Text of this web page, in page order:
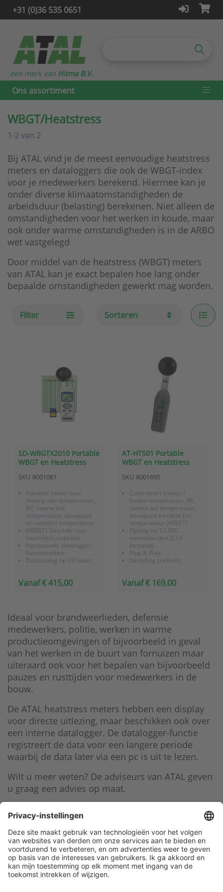
+31 (0)36 535 0651
Ons assortiment
een merk van Hitma B.V.
WBGT/Heatstress
1-2van 2
Bij ATAL vind je de meest eenvoudige heatstress
meters en dataloggers die ook de WBGT-index
voor je medewerkers berekend. Hiermee kan je
onder diverse klimaatomstandigheden de
arbeidsduur (belasting) berekenen. Niet alleen de
omstandigheden voor het werken in koude, maar
ook onder warme omstandigheden is in de ARBO
wet vastgelegd
Door middel van de heatstress (WBGT) meters
van ATAL kan je exact bepalen hoe lang onder
bepaalde omstandigheden gewerkt mag worden.
Filter Sorteren
SD-WBGTX2010 Portable
WBGT en Heatstress
7243
SKU 8001081
Portable meter voor
meting van temperatuur,
RV, zwarte bol
temperatuur, dauwpunt
en nattebol temperatuur
(WBGT) Geschikt voor
heatstress indicatie
Ingebouwde datalogger
functionaliteit
Datasoplag op SD kaart,
De WBGT-waarde wordt
7243 norme...
Vanaf € 415,00
AT-HTS01 Portable
WBGT en Heatstress
SKU 8001695
Controleert binnen /
buiten temperatuur, RV,
zwarte bol temperatuur,
dauwpunt en natte bol
temperatuur (WBGT)
Opslag tot 12.000
meetwaarden (CSV
bestand)
Plug & Play.
Sampling snelheid,
Geluidssignaal en
Vanaf € 169,00
Ideaal voor brandweerlieden, defensie
medewerkers, politie, werken in warme
productieomgevingen of bijvoorbeeld in geval
van het werken in de buurt van fornuizen maar
uiteraard ook voor het bepalen van bijvoorbeeld
pauzes en rusttijden voor medewerkers in de
bouw.
De ATAL heatstress meters hebben een display
voor directe uitlezing, maar beschikken ook over
een interne datalogger. De datalogger-functie
registreert de data voor een langere periode
waarbij de data later via een pc is uit te lezen.
Wilt u meer weten? De adviseurs van ATAL geven
u graag een advies op maat.
Klantenservice
Contact met ATAL